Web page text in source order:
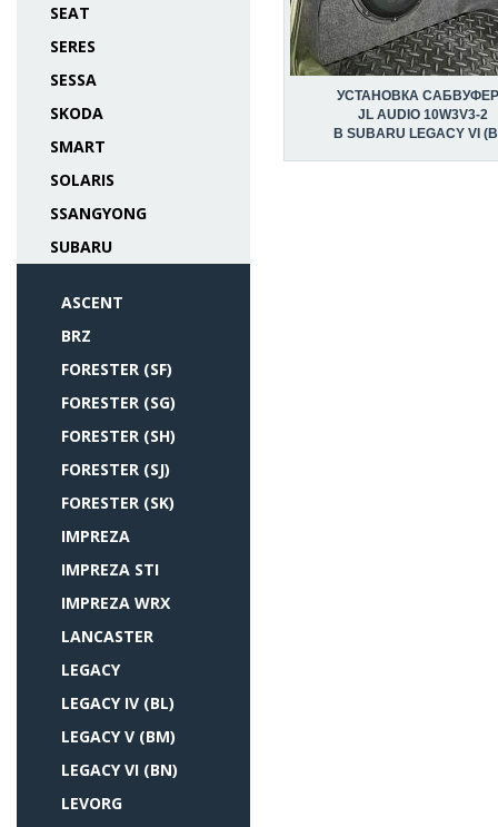
SEAT
SERES
SESSA
SKODA
SMART
SOLARIS
SSANGYONG
SUBARU
ASCENT
BRZ
FORESTER (SF)
FORESTER (SG)
FORESTER (SH)
FORESTER (SJ)
FORESTER (SK)
IMPREZA
IMPREZA STI
IMPREZA WRX
LANCASTER
LEGACY
LEGACY IV (BL)
LEGACY V (BM)
LEGACY VI (BN)
LEVORG
УСТАНОВКА
JL AUDIO 10W3V3-2
В SUBARU LEGACY VI